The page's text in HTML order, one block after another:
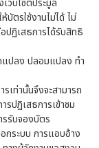
บัตรใช้งานไม่ได้ ไม่
ปฏิเสธการได้รับสิทธิ
แปลง ปลอมแปลง ทำ
เท่านั้นจึงจะสามารถ
รปฏิเสธการเข้าชม
รรับจองบัตร
กระบบ การแอบอ้าง